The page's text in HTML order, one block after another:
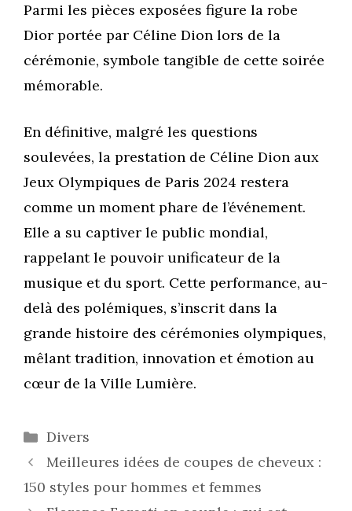
Parmi les pièces exposées figure la robe
Dior portée par Céline Dion lors de la
cérémonie, symbole tangible de cette soirée
mémorable.
En définitive, malgré les questions
soulevées, la prestation de Céline Dion aux
Jeux Olympiques de Paris 2024 restera
comme un moment phare de l’événement.
Elle a su captiver le public mondial,
rappelant le pouvoir unificateur de la
musique et du sport. Cette performance, au-
delà des polémiques, s’inscrit dans la
grande histoire des cérémonies olympiques,
mêlant tradition, innovation et émotion au
cœur de la Ville Lumière.
Catégories
Divers
Meilleures idées de coupes de cheveux :
150 styles pour hommes et femmes